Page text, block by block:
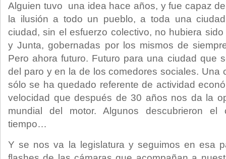
Alguien tuvo una idea hace años, y fue capaz
la ilusión a todo un pueblo, a toda una
ciudad, sin el esfuerzo colectivo, no hubiera
y Junta, gobernadas por los mismos de
Pero ahora futuro. Futuro para una ciudad que
del paro y en la de los comedores sociales. Una
sólo se ha quedado referente de actividad
velocidad que después de 30 años nos da la
mundial del motor. Algunos descubrieron
tiempo…
Y se nos va la legislatura y seguimos en esa